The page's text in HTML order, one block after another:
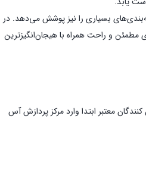
بر تعدد در برند، آس استایل دسته‌بندی‌های بسیاری را نیز پوشش می‌دهد. در
مطمئن و راحت همراه با هیجان‌انگیز‌ترین
معتبر ابتدا وارد مرکز پردازش آس